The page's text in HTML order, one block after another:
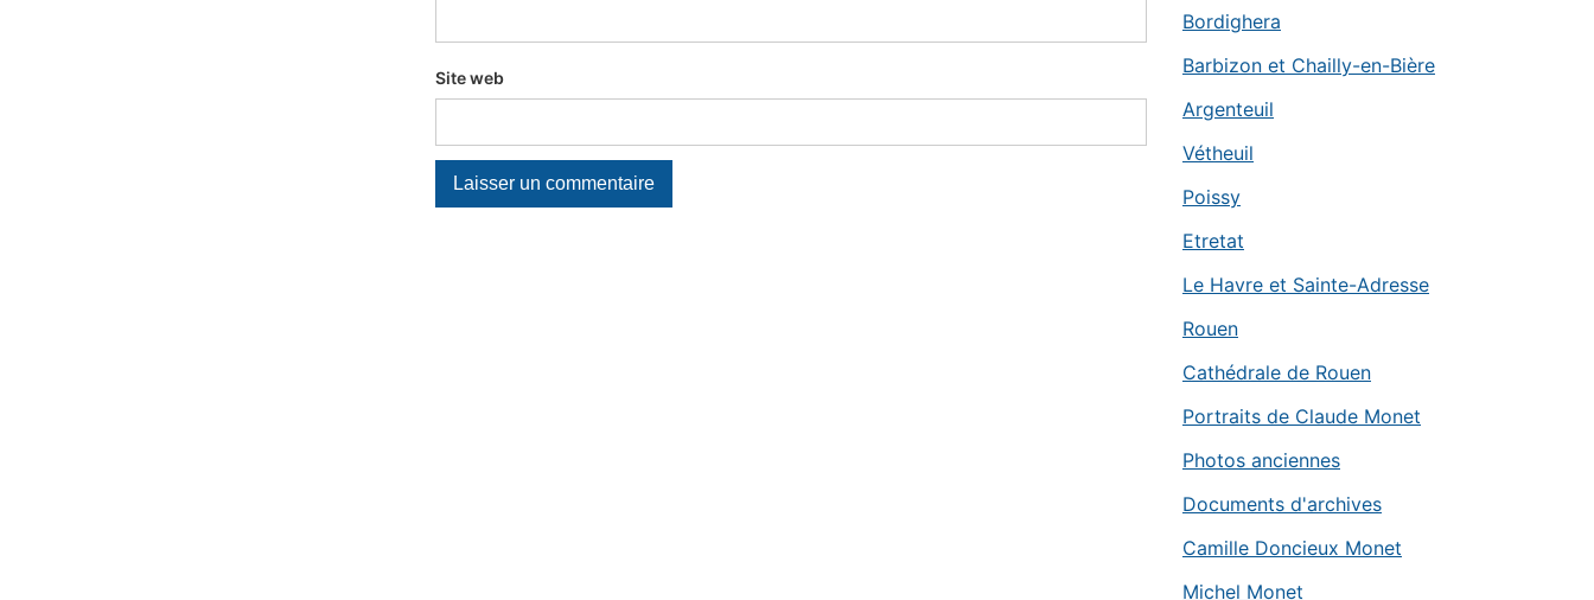
Site web
Bordighera
Barbizon et Chailly-en-Bière
Argenteuil
Vétheuil
Poissy
Etretat
Le Havre et Sainte-Adresse
Rouen
Cathédrale de Rouen
Portraits de Claude Monet
Photos anciennes
Documents d'archives
Camille Doncieux Monet
Michel Monet